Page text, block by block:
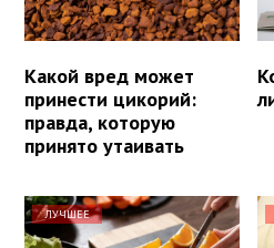
Какой вред может
принести цикорий:
правда, которую
принято утаивать
ЛУЧШЕЕ